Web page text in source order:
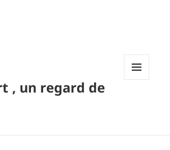
, un regard de